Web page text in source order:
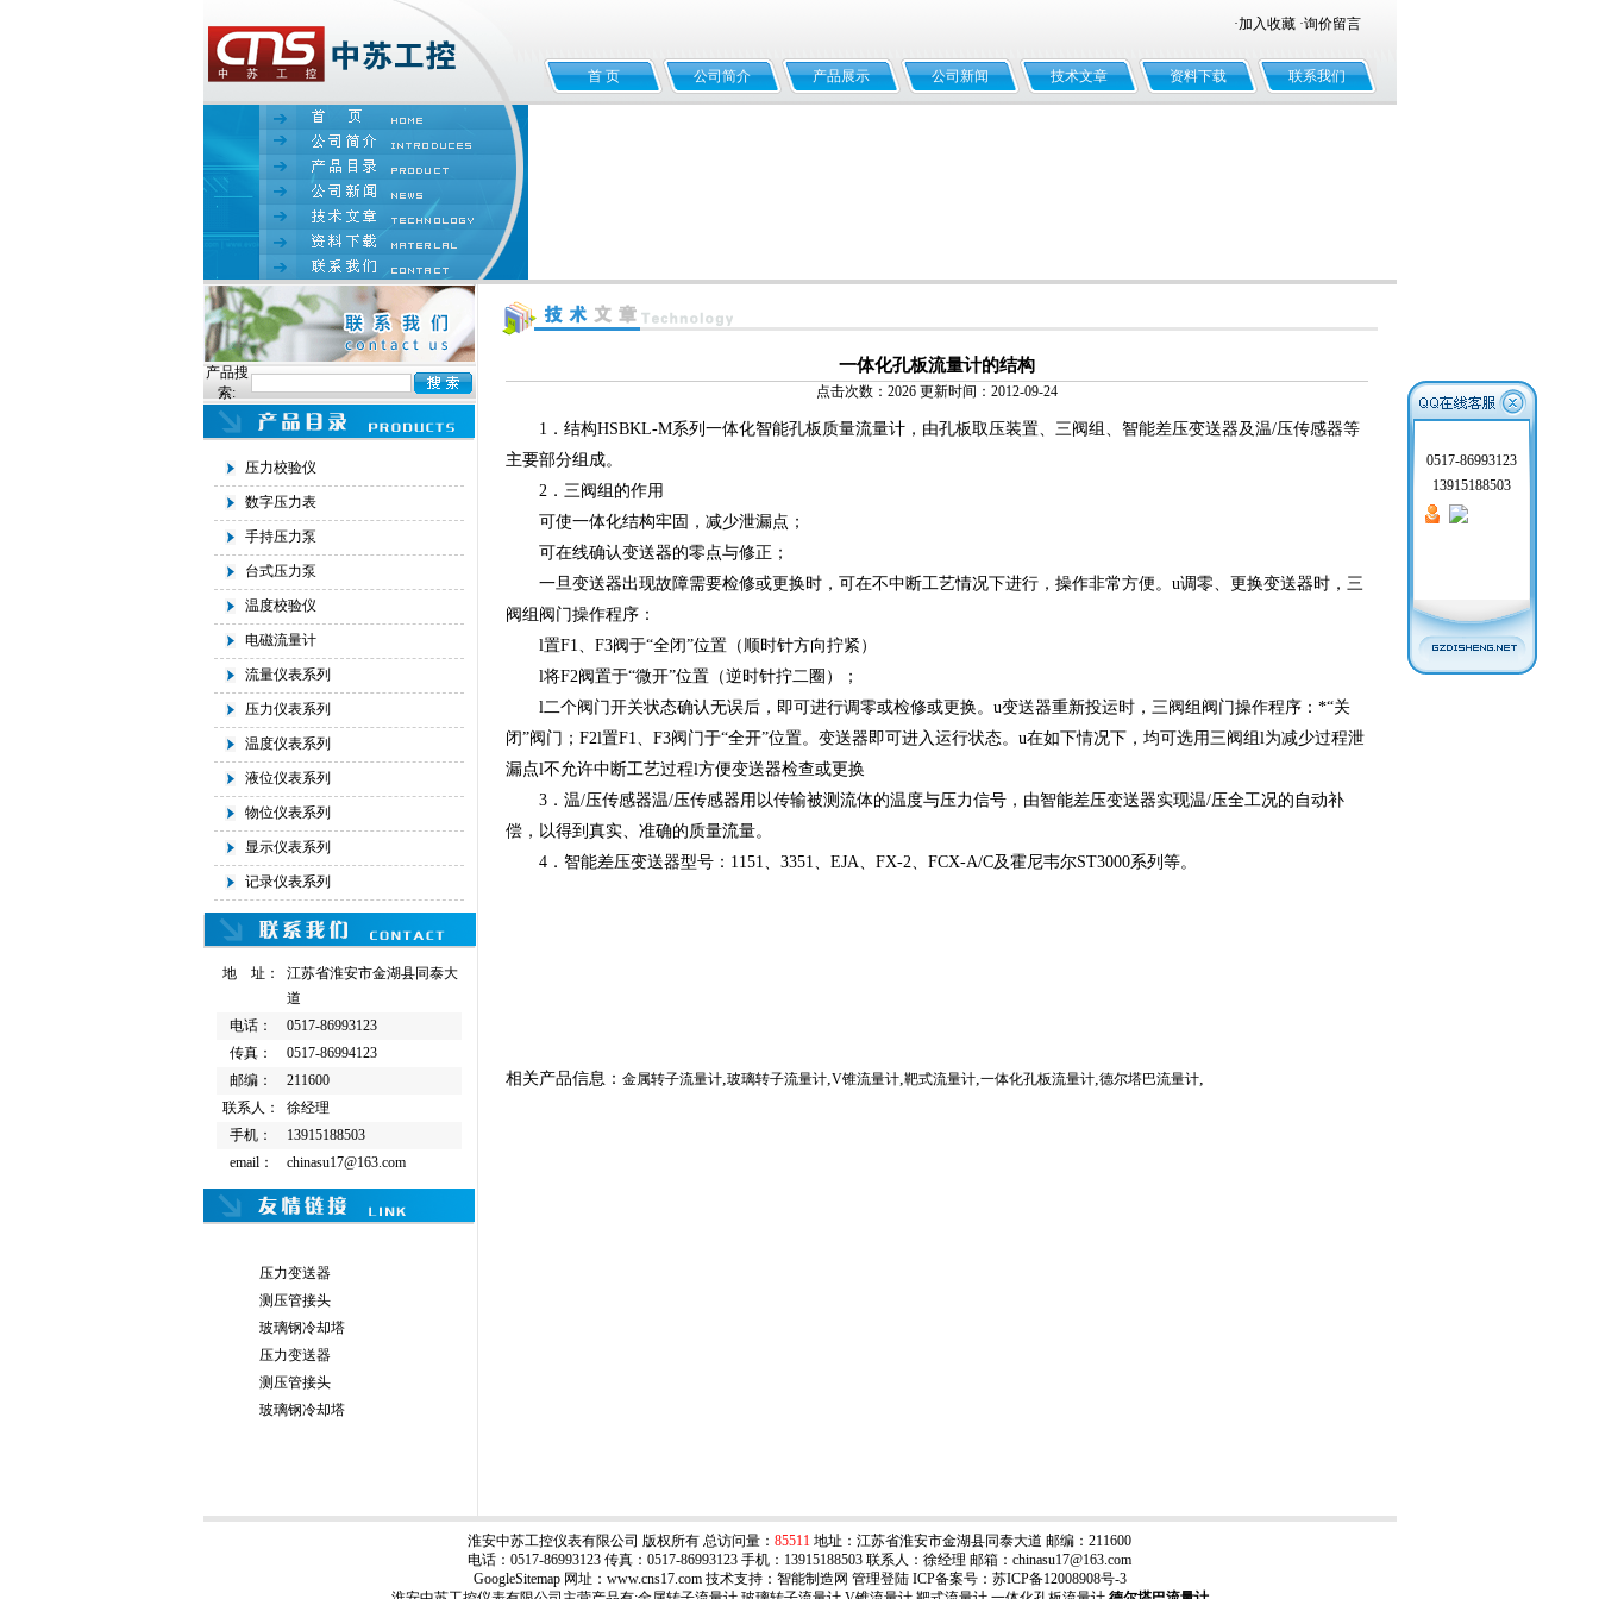
·加入收藏 ·询价留言
首 页 公司简介 产品展示 公司新闻 技术文章 资料下载 联系我们
产品搜
索:
压力校验仪
数字压力表
手持压力泵
台式压力泵
温度校验仪
电磁流量计
流量仪表系列
压力仪表系列
温度仪表系列
液位仪表系列
物位仪表系列
显示仪表系列
记录仪表系列
地 址：
江苏省淮安市金湖县同泰大
道
电话：
0517-86993123
传真：
0517-86994123
邮编：
211600
联系人：
徐经理
手机：
13915188503
email：
chinasu17@163.com
压力变送器
测压管接头
玻璃钢冷却塔
压力变送器
测压管接头
玻璃钢冷却塔
一体化孔板流量计的结构
点击次数：2026 更新时间：2012-09-24
1．结构HSBKL-M系列一体化智能孔板质量流量计，由孔板取压装置、三阀组、智能差压变送器及温/压传感器等
主要部分组成。
2．三阀组的作用
可使一体化结构牢固，减少泄漏点；
可在线确认变送器的零点与修正；
一旦变送器出现故障需要检修或更换时，可在不中断工艺情况下进行，操作非常方便。u调零、更换变送器时，三
阀组阀门操作程序：
l置F1、F3阀于“全闭”位置（顺时针方向拧紧）
l将F2阀置于“微开”位置（逆时针拧二圈）；
l二个阀门开关状态确认无误后，即可进行调零或检修或更换。u变送器重新投运时，三阀组阀门操作程序：*“关
闭”阀门；F2l置F1、F3阀门于“全开”位置。变送器即可进入运行状态。u在如下情况下，均可选用三阀组l为减少过程泄
漏点l不允许中断工艺过程l方便变送器检查或更换
3．温/压传感器温/压传感器用以传输被测流体的温度与压力信号，由智能差压变送器实现温/压全工况的自动补
偿，以得到真实、准确的质量流量。
4．智能差压变送器型号：1151、3351、EJA、FX-2、FCX-A/C及霍尼韦尔ST3000系列等。
相关产品信息： 金属转子流量计,玻璃转子流量计,V锥流量计,靶式流量计,一体化孔板流量计,德尔塔巴流量计,
淮安中苏工控仪表有限公司 版权所有 总访问量： 85511 地址：江苏省淮安市金湖县同泰大道 邮编：211600
电话：0517-86993123 传真：0517-86993123 手机：13915188503 联系人：徐经理 邮箱： chinasu17@163.com
GoogleSitemap网址：www.cns17.com 技术支持：智能制造网 管理登陆ICP备案号： 苏ICP备12008908号-3
0517-86993123
13915188503